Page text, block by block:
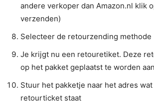
andere verkoper dan Amazon.nl klik
verzenden)
Selecteer de retourzending methode
Je krijgt nu een retouretiket. Deze
op het pakket geplaatst te worden
Stuur het pakketje naar het adres
retourticket staat